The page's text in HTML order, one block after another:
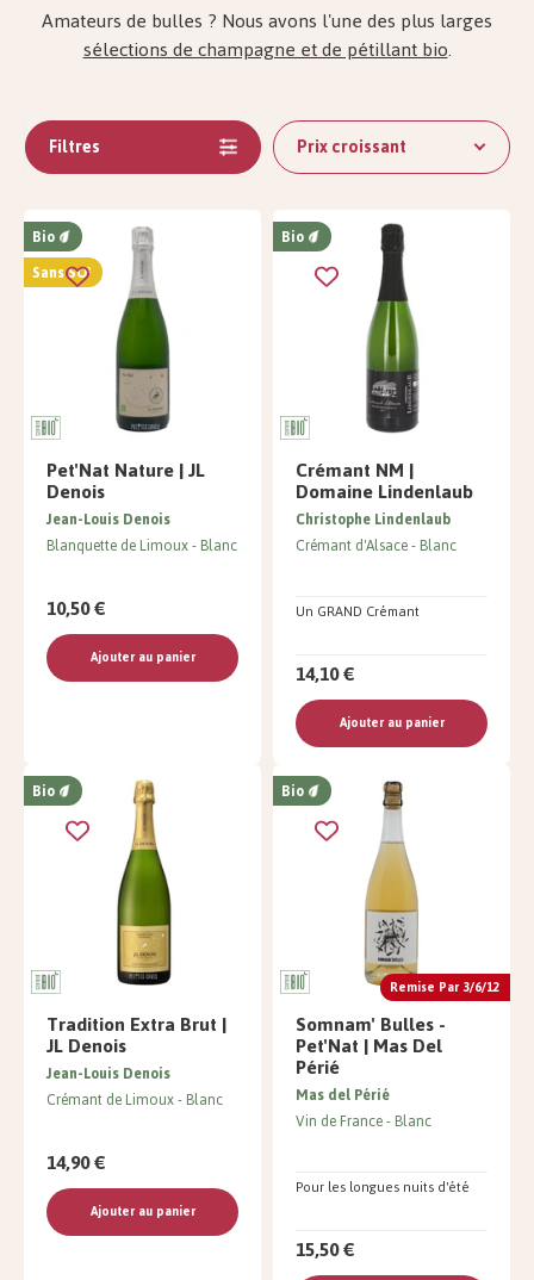
Amateurs de bulles ? Nous avons l'une des plus larges
sélections de champagne et de pétillant bio.
Prix ​​croissant
Filtres
Bio
Sans SO²
Pet'Nat Nature | JL
Denois
Jean-Louis Denois
Blanquette de Limoux Blanc
10,50 €
Ajouter au panier
Bio
Crémant NM |
Domaine Lindenlaub
Un GRAND Crémant
Christophe Lindenlaub
Crémant d'Alsace Blanc
14,10 €
Ajouter au panier
Bio
Tradition Extra Brut |
JL Denois
Jean-Louis Denois
Crémant de Limoux Blanc
14,90 €
Ajouter au panier
Remise Par 3/6/12
Bio
Somnam' Bulles -
Pet'Nat | Mas Del
Périé
Pour les longues nuits d'été
Mas del Périé
Vin de France Blanc
15,50 €